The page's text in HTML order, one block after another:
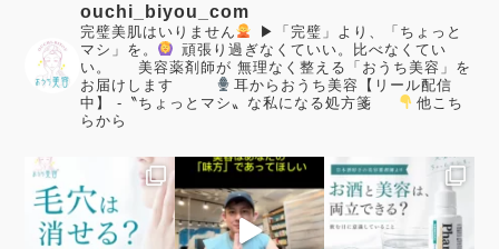
ouchi_biyou_com
完璧美肌はいりません
▶「完璧」より、「ちょっと
マシ」を。
頑張り過ぎなくていい。比べなくてい
い。
美容薬剤師が 無理なく整える「おうち美容」を
お届けします
耳からおうち美容【リール配信
中】
-〝ちょっとマシ〟な私になる処方箋
他こち
らから